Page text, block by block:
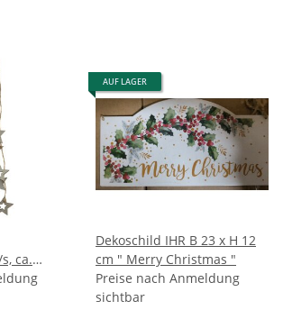
ca.
AUF LAGER
Dekoschild IHR B 23 x H 12
cm " Merry Christmas "
Preise nach Anmeldung
sichtbar